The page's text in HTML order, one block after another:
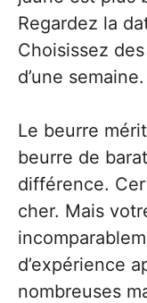
Regardez la
Choisissez
d’une semaine.
Le beurre
beurre de
différence.
cher. Mais
d’expérience
nombreuses